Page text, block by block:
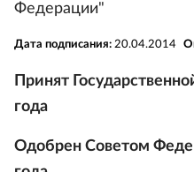
Федерации"
Дата подписания: 20.04.2014
Принят
года
Одобрен Советом